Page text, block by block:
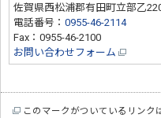
佐賀県西松浦郡有田町立部乙
電話番号：0955-46-2114
Fax：0955-46-2100
お問い合わせフォーム
このマークがついているリンク